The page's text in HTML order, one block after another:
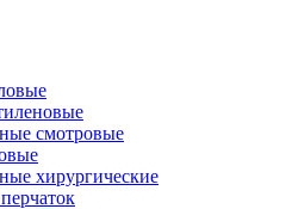
смотровые
хирургические